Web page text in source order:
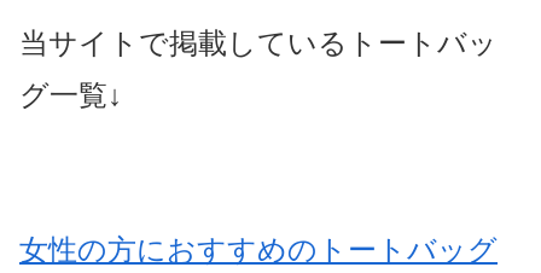
当サイトで掲載しているトートバッ
グ一覧↓
女性の方におすすめのトートバッグ